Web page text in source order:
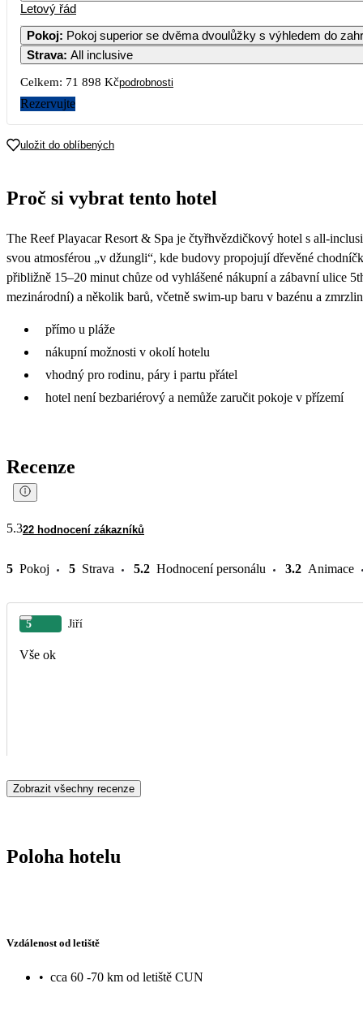
Letový řád
Pokoj: Pokoj superior se dvěma dvoulůžky s výhledem do
Strava: All inclusive
Celkem: 71 898 Kčpodrobnosti
Rezervujte
uložit do oblíbených
Proč si vybrat tento hotel
The Reef Playacar Resort & Spa je čtyřhvězdičkový hotel s all-
svou atmosférou „v džungli“, kde budovy propojují dřevěné
přibližně 15–20 minut chůze od vyhlášené nákupní a zábavní ulice
mezinárodní) a několik barů, včetně swim-up baru v bazénu a
přímo u pláže
nákupní možnosti v okolí hotelu
vhodný pro rodinu, páry i partu přátel
hotel není bezbariérový a nemůže zaručit pokoje v přízemí
Recenze
5.322 hodnocení zákazníků
5 Pokoj 5 Strava 5.2 Hodnocení personálu 3.2 Animace
5 Jiří
Vše ok
Zobrazit všechny recenze
Poloha hotelu
Vzdálenost od letiště
• cca 60 -70 km od letiště CUN